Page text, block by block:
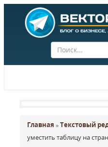
Главная »Текстовый
уместить таблицу на